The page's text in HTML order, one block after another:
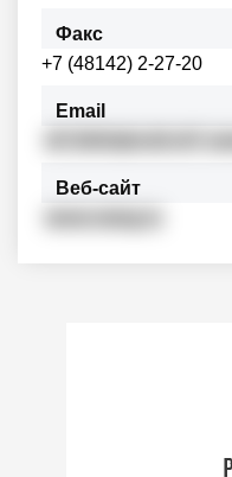
Факс
+7 (48142) 2-27-20
Email
Веб-сайт